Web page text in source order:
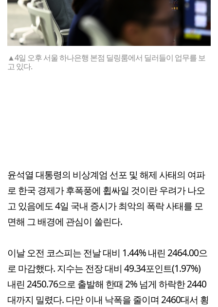
▲4일 오후 서울 하나은행 본점 딜링룸에서 딜러들이 업무를 보
고 있다.
윤석열 대통령의 비상계엄 선포 및 해제 사태의 여파
로 한국 경제가 후폭풍에 휩싸일 것이란 우려가 나오
고 있음에도 4일 국내 증시가 최악의 폭락 사태를 모
면해 그 배경에 관심이 쏠린다.
이날 오전 코스피는 전날 대비 1.44% 내린 2464.00으
로 마감했다. 지수는 전장 대비 49.34포인트(1.97%)
내린 2450.76으로 출발해 한때 2% 넘게 하락한 2440
대까지 밀렸다. 다만 이내 낙폭을 줄이며 2460대서 횡